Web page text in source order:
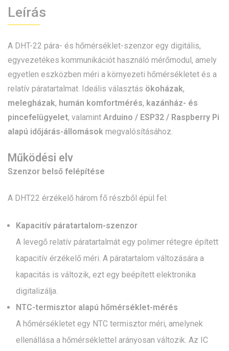
Leírás
A DHT-22 pára- és hőmérséklet-szenzor egy digitális,
egyvezetékes kommunikációt használó mérőmodul, amely
egyetlen eszközben méri a környezeti hőmérsékletet és a
relatív páratartalmat. Ideális választás ökoházak,
melegházak, humán komfortmérés, kazánház- és
pincefelügyelet, valamint Arduino / ESP32 / Raspberry Pi
alapú időjárás-állomások megvalósításához.
Működési elv
Szenzor belső felépítése
A DHT22 érzékelő három fő részből épül fel:
Kapacitív páratartalom-szenzor
A levegő relatív páratartalmát egy polimer rétegre épített
kapacitív érzékelő méri. A páratartalom változására a
kapacitás is változik, ezt egy beépített elektronika
digitalizálja.
NTC-termisztor alapú hőmérséklet-mérés
A hőmérsékletet egy NTC termisztor méri, amelynek
ellenállása a hőmérséklettel arányosan változik. Az IC